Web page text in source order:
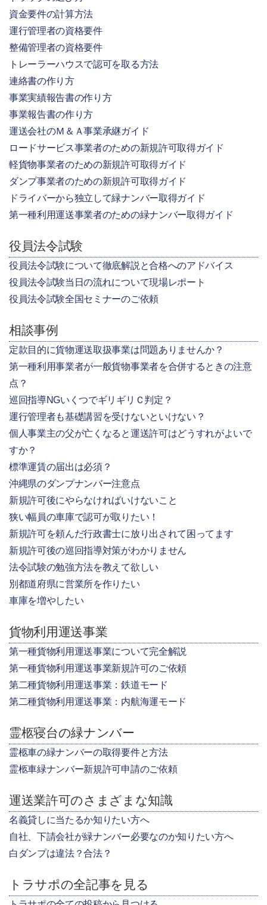
資金要件の計算方法
運行管理者の資格要件
整備管理者の資格要件
トレーラーハウスで認可を取る方法
連絡書の作り方
事業実績報告書の作り方
事業報告書の作り方
運送会社のＭ＆Ａ事業承継ガイド
ロードサービス事業者のための新規許可取得ガイド
軽貨物事業者のための新規許可取得ガイド
ダンプ事業者のための新規許可取得ガイド
ドライバーから独立して緑ナンバー取得ガイド
第一種利用運送事業者のための緑ナンバー取得ガイド
役員法令試験
役員法令試験について徹底解説と合格へのアドバイス
役員法令試験当日の流れについて現場レポート
役員法令試験全国セミナーのご依頼
相談事例
定款目的に貨物運送取扱事業は問題ありませんか？
第一種利用事業者が一般貨物事業者を合併するときの注意
点？
巡回指導NGいくつでギリギリＣ判定？
運行管理者も基礎講習を受けないといけない？
個人事業主の父が亡くなると運送許可はどうすれがよいで
すか？
標準運賃の届出は必須？
沖縄県のダンプナンバー注意点
新規許可後にやらなければいけないこと
狭い幅員の車庫で認可が取りたい！
新規許可を頼んだ行政書士に放り出されて困ってます
新規許可後の巡回指導対策がわかりません
法令試験の勉強方法を教えて欲しい
別都道府県に営業所を作りたい
車庫を増やしたい
貨物利用運送事業
第一種貨物利用運送事業について完全解説
第一種貨物利用運送事業新規許可のご依頼
第二種貨物利用運送事業：鉄道モード
第二種貨物利用運送事業：内航海運モード
霊柩寝台の緑ナンバー
霊柩車の緑ナンバーの取得要件と方法
霊柩車緑ナンバー新規許可申請のご依頼
運送業許可のさまざまな知識
名義貸しに当たるか知りたい方へ
自社、下請会社が緑ナンバー必要なのか知りたい方へ
白ダンプは違法？合法？
トラサポの全記事を見る